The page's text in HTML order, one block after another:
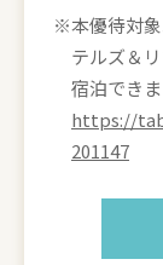
ェックイ
・本特典は
す。
・現地で
※本優待対
テルズ＆
宿泊できま
https://
201147